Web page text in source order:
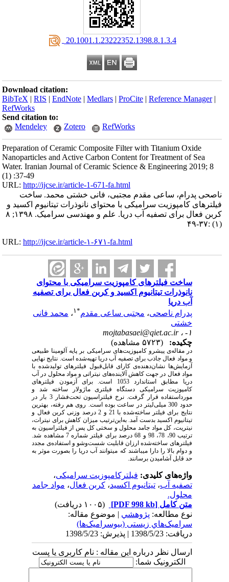
‎ 20.1001.1.23222352.1398.8.1.3.4
Download citation:
BibTeX |RIS |EndNote |Medlars |ProCite |Reference Manager
RefWorks
Send citation to:
Mendeley
Zotero RefWorks
Preparation of Ceramic Composite Filter with Titanium Oxide
Nanoparticles and Active Carbon Content for Treatment of Sea
Water. Iranian Journal of Ceramic Science & Engineering 2019; 8
(1) :37-49
URL:http://ijcse.ir/article-1-671-fa.html
ناصحی پدرام، ساعی مقدم مجتبی، فانی خشتی محمد. ساخت
فیلترهای کامپوزیت سرامیکی با محتوای نانوذرات تیتانیوم اکسید و
کربن فعال برای تصفیه آب دریا. علم و مهندسی سرامیک. ۱۳۹۸; ۸
URL:http://ijcse.ir/article-۱-۶۷۱-fa.html
ساخت فیلترهای کامپوزیت سرامیکی با محتوای
نانوذرات تیتانیوم اکسید و کربن فعال برای تصفیه
آب دریا
پدرام ناصحی،مجتبی ساعی مقدم ۱،محمد فانی
خشتی
mojtabasaei@qiet.ac.ir
چکیده:
در مقاله‌ی پیش­رو کامپوزیت‌های سرامیکی بر پایه آلومینا طبیعی
و مواد فعال جاذب برای تصفیه آب دریا تهیه‌شده است. نتایج نهایی
آزمایش‌ها نشان‌دهنده‌ی کارای قابل‌قبول فیلترهای تولیدشده با
مواد فعال در جهت کاهش آلاینده‌های نیتراتی و مواد محلول در آب
دریا مطابق استاندارد 1053 است. برای آزمودن فیلتر‌های
کامپوزیت سرامیکی دستگاه فیلتر‌ی ماژولار ساخته شد و
مورداستفاده قرار گرفت. نرخ فیلتراسیون تحت‌فشار 3 بار در
حدود 300 میلی‌لیتر در ساعت بوده است. روی هم رفته، بهترین
نتایج برای فیلتر ساخته‌شده با 21 و 2 درصد وزنی کربن فعال و
تیتانیوم اکسید بدست آمد. به‌این‌ترتیب میزان کاهش برای نیترات،
نیتریت، کل مواد جامد محلول و سختی کل پس از فیلتراسیون به
ترتیب 90، 78، 98 و 68 درصد برای فیلتر شماره 7 مشاهده شد.
فیلترهای ساخته‌شده ارزان قابلیت شست‌وشو و استفاده‌ی مجدد
و دوام بالا را دارا می­باشند که می­توانند آب دریا را بصورت موثر به
حد قابل آشامیدن برسانند.
واژه‌های کلیدی:فیلترکامپوزیت‌ سرامیکی،
تصفیه آب،تیتانیوم اکسید،کربن فعال،مواد جامد
محلول.
متن کامل[PDF 998 kb]
نوع مطالعه:پژوهشي| موضوع مقاله:
سراميک‌هاي زیستی (بیوسرامیک‌ها)
دریافت: 1398/5/23 | پذیرش: 1398/5/23
ارسال نظر درباره این مقاله : نام کاربری یا پست
الکترونیک شما: